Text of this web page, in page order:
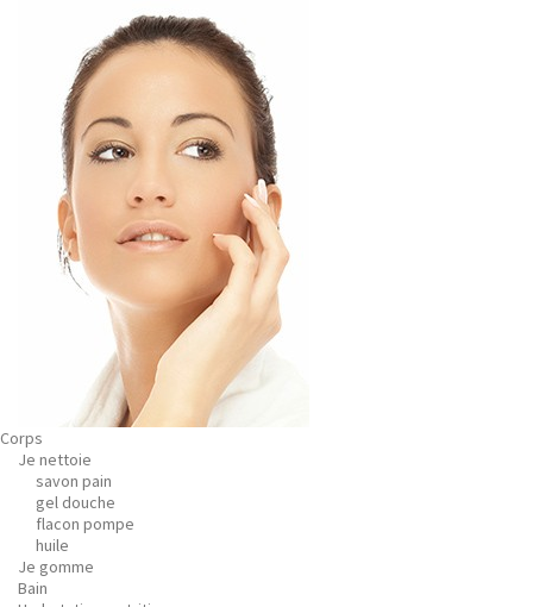
Corps
Je nettoie
savon pain
gel douche
flacon pompe
huile
Je gomme
Bain